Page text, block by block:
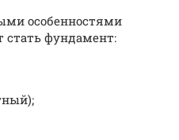
особенностями
стать фундамент: